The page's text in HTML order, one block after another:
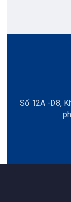
Số 12A -D8,